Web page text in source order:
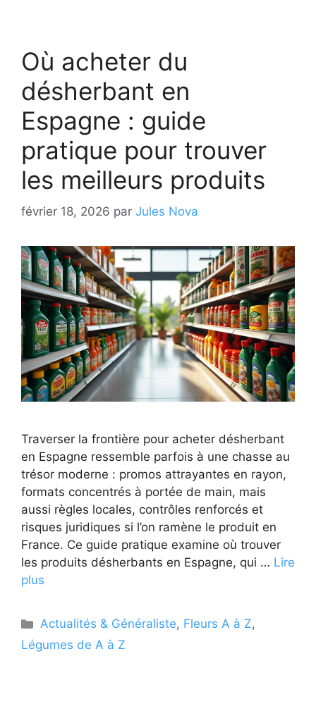
Où acheter du
désherbant en
Espagne : guide
pratique pour trouver
les meilleurs produits
février 18, 2026 par Jules Nova
Traverser la frontière pour acheter désherbant
en Espagne ressemble parfois à une chasse au
trésor moderne : promos attrayantes en rayon,
formats concentrés à portée de main, mais
aussi règles locales, contrôles renforcés et
risques juridiques si l’on ramène le produit en
France. Ce guide pratique examine où trouver
les produits désherbants en Espagne, qui … Lire
plus
Catégories
Actualités & Généraliste, Fleurs A à Z,
Légumes de A à Z